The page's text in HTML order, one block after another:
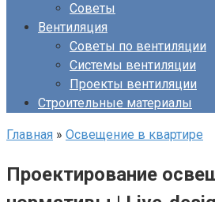
Советы
Вентиляция
Советы по вентиляции
Системы вентиляции
Проекты вентиляции
Строительные материалы
Главная » Освещение в квартире
Проектирование